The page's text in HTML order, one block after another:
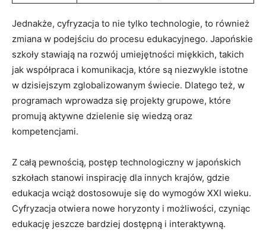
Jednakże, cyfryzacja to nie tylko technologie, to również
zmiana w podejściu do procesu edukacyjnego. Japońskie
szkoły stawiają na rozwój umiejętności miękkich, takich
jak współpraca i komunikacja, które są niezwykle istotne
w dzisiejszym zglobalizowanym świecie. Dlatego też, w
programach wprowadza się projekty grupowe, które
promują aktywne dzielenie się wiedzą oraz
kompetencjami.
Z całą pewnością, postęp technologiczny w japońskich
szkołach stanowi inspirację dla innych krajów, gdzie
edukacja wciąż dostosowuje się do wymogów XXI wieku.
Cyfryzacja otwiera nowe horyzonty i możliwości, czyniąc
edukację jeszcze bardziej dostępną i interaktywną.